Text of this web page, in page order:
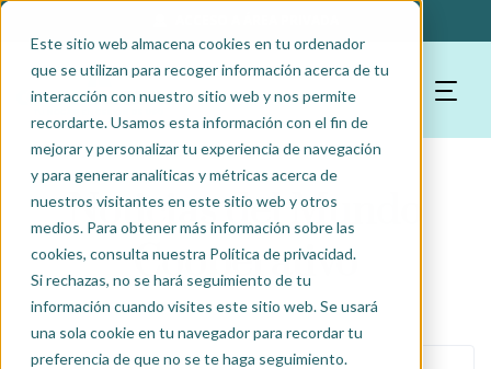
Este sitio web almacena cookies en tu ordenador
que se utilizan para recoger información acerca de tu
interacción con nuestro sitio web y nos permite
recordarte. Usamos esta información con el fin de
mejorar y personalizar tu experiencia de navegación
y para generar analíticas y métricas acerca de
nuestros visitantes en este sitio web y otros
medios. Para obtener más información sobre las
cookies, consulta nuestra Política de privacidad.
Si rechazas, no se hará seguimiento de tu
información cuando visites este sitio web. Se usará
una sola cookie en tu navegador para recordar tu
preferencia de que no se te haga seguimiento.
Noticias del Mundo
Cooperativo